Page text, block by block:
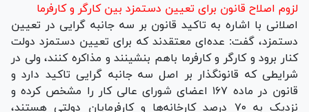
لزوم اصلاح قانون برای تعیین دستمزد بین کارگر و کارفرما
اصلانی با اشاره به تاکید قانون بر سه جانبه گرایی در تعیین
دستمزد، گفت: عده‌ای معتقدند که برای تعیین دستمزد دولت
کنار برود و کارگر و کارفرما باهم بنشینند و مذاکره کنند، ولی در
شرایطی که قانونگذار بر اصل سه جانبه گرایی تاکید دارد و
قانون در ماده ۱۶۷ اعضای شورای عالی کار را مشخص کرده و
نزدیک به ۷۰ درصد کارخانه‌ها و کارفرمایان دولتی هستند،